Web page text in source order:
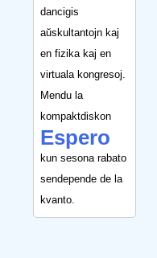
dancigis
aŭskultantojn kaj
en fizika kaj en
virtuala kongresoj.
Mendu la
kompaktdiskon
Espero
kun sesona rabato
sendepende de la
kvanto.